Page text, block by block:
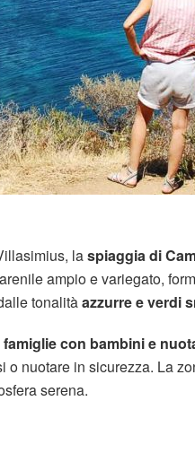
laspiaggia di
ampio e variegato,
tonalitàazzurre e verdi
famiglie con bambini e
nuotare in sicurezza. La
serena.